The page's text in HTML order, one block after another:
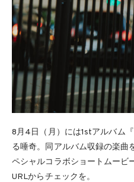
8月4日（月）には1stアルバム
る唾奇。同アルバム収録の楽曲
ペシャルコラボショートムービ
URLからチェックを。